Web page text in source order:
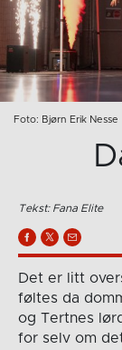
Foto: Bjørn Erik Nesse
Tekst: Fana Elite
Det er litt
føltes da
og Tertnes
for selv om